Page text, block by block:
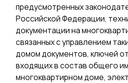
предусмотренных
Российской Федерации,
документации на
связанных с управлением
домом документов, ключей
входящих в состав общего
многоквартирном доме,